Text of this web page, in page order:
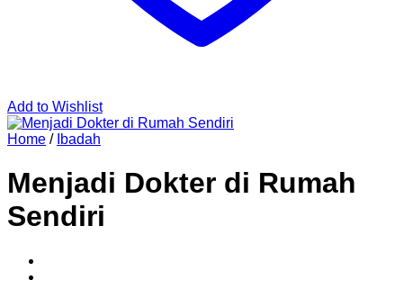
Add to Wishlist
Home / Ibadah
Menjadi Dokter di Rumah
Sendiri